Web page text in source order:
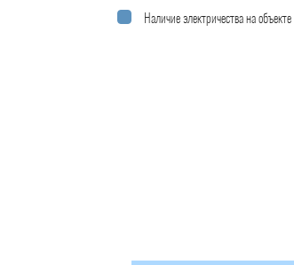
Наличие электричества на объекте